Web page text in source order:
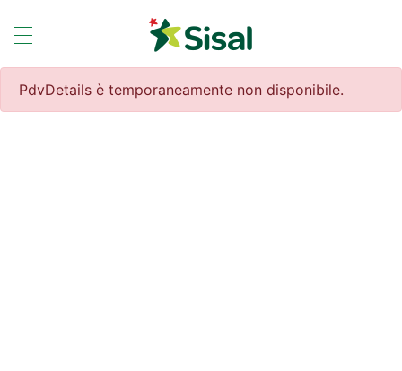
PdvDetails è temporaneamente non disponibile.